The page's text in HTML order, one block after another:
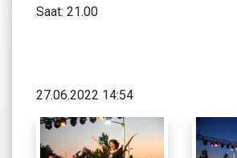
Saat: 21.00
27.06.2022 14:54